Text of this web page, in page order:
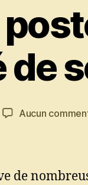
Aucun
de